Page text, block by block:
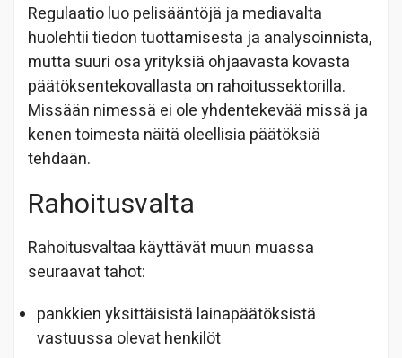
Regulaatio luo pelisääntöjä ja mediavalta
huolehtii tiedon tuottamisesta ja analysoinnista,
mutta suuri osa yrityksiä ohjaavasta kovasta
päätöksentekovallasta on rahoitussektorilla.
Missään nimessä ei ole yhdentekevää missä ja
kenen toimesta näitä oleellisia päätöksiä
tehdään.
Rahoitusvalta
Rahoitusvaltaa käyttävät muun muassa
seuraavat tahot:
pankkien yksittäisistä lainapäätöksistä
vastuussa olevat henkilöt